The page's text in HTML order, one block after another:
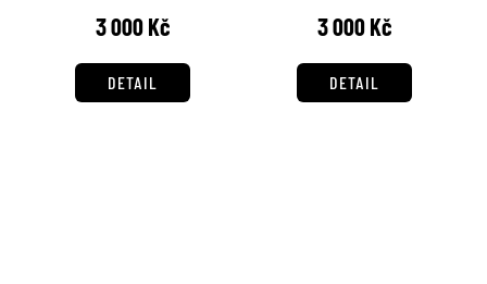
3 000 Kč
DETAIL
3 000 Kč
DETAIL